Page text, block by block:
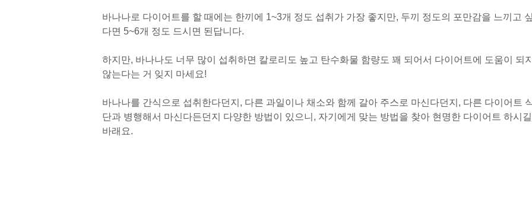
바나나로 다이어트를 할 때에는 한끼에 1~3개 정도 섭취가 가장 좋지만, 두끼 정도의 포만감을 느끼고
다면 5~6개 정도 드시면 된답니다.
하지만, 바나나도 너무 많이 섭취하면 칼로리도 높고 탄수화물 함량도 꽤 되어서 다이어트에 도움이 되
않는다는 거 잊지 마세요!
바나나를 간식으로 섭취한다던지, 다른 과일이나 채소와 함께 갈아 주스로 마신다던지, 다른 다이어트
단과 병행해서 마신다든던지 다양한 방법이 있으니, 자기에게 맞는 방법을 찾아 현명한 다이어트 하시길
바래요.